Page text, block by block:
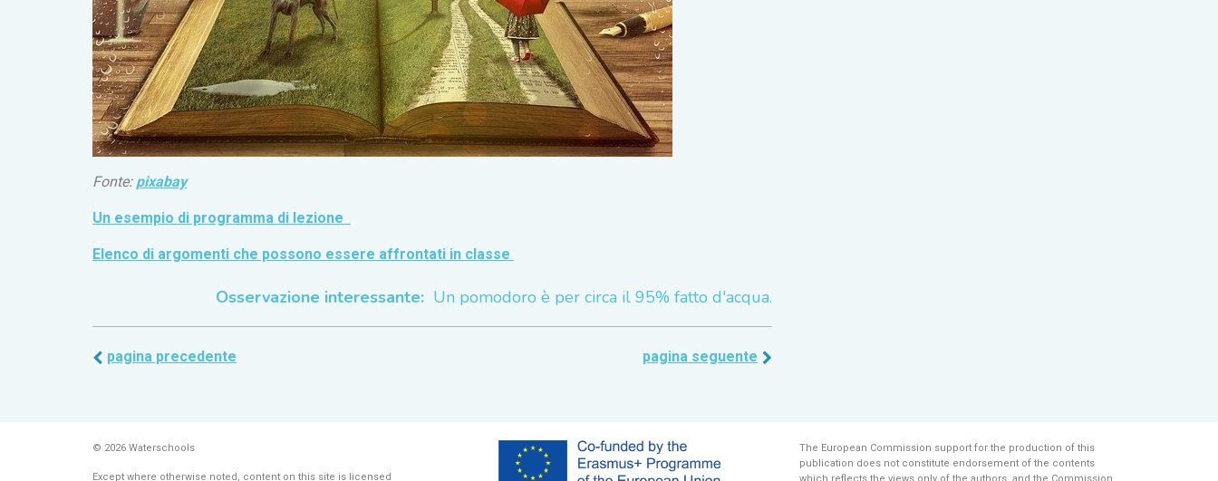
Fonte: pixabay
Un esempio di programma di lezione
Elenco di argomenti che possono essere affrontati in classe
Osservazione interessante: Un pomodoro è per circa il 95% fatto d'acqua.
pagina precedente pagina seguente
© 2026 Waterschools
Except where otherwise noted, content on this site is licensed
The European Commission support for the production of this
publication does not constitute endorsement of the contents
which reflects the views only of the authors, and the Commission